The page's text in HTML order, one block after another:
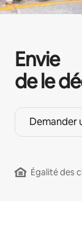
Envie
de le
Demander
Égalité des